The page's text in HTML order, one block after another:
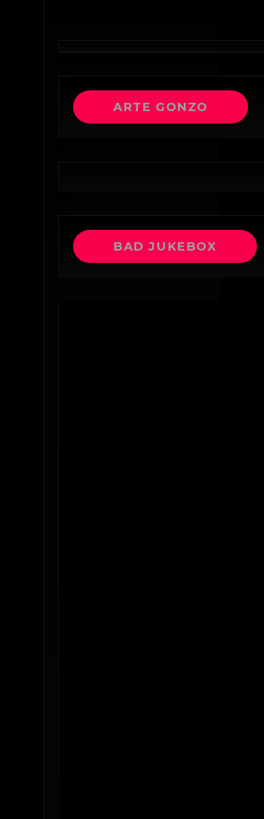
ARTE GONZO
BAD JUKEBOX